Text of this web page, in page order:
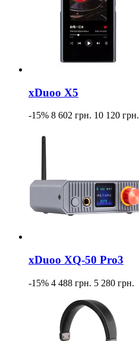
xDuoo X5
-15% 8 602 грн. 10 120 грн.
xDuoo XQ-50 Pro3
-15% 4 488 грн. 5 280 грн.